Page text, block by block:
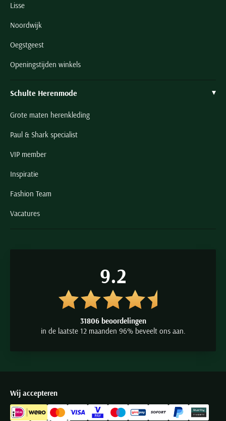
Lisse
Noordwijk
Oegstgeest
Openingstijden winkels
Schulte Herenmode
Grote maten herenkleding
Paul & Shark specialist
VIP member
Inspiratie
Fashion Team
Vacatures
9.2
31806 beoordelingen
in de laatste 12 maanden 96% beveelt ons aan.
Wij accepteren